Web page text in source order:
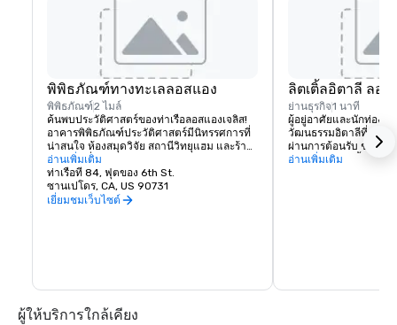
พิพิธภัณฑ์ทางทะเลลอสแอง
พิพิธภัณฑ์2 ไมล์
ค้นพบประวัติศาสตร์ของท่าเรือลอสแองเจลิส!
อาคารพิพิธภัณฑ์ประวัติศาสตร์มีนิทรรศการที่
น่าสนใจ ห้องสมุดวิจัย สถานีวิทยุแฮม และร้าน
ขายของที่ระลึก
อ่านเพิ่มเติม
ท่าเรือที่ 84, ฟุตของ 6th St.
ซานเปโดร, CA, US 90731
เยี่ยมชมเว็บไซต์
ลิตเติ้ลอิตาลี ลอส
ย่านธุรกิจ1 นาที
ผู้อยู่อาศัยและนักท่องเ
วัฒนธรรมอิตาลีที่อุดม
ผ่านการต้อนรับ ช้อปปิ้
ธรรซานเปโดรตั้งอยู่ใน
อ่านเพิ่มเติม
ผู้ให้บริการใกล้เคียง